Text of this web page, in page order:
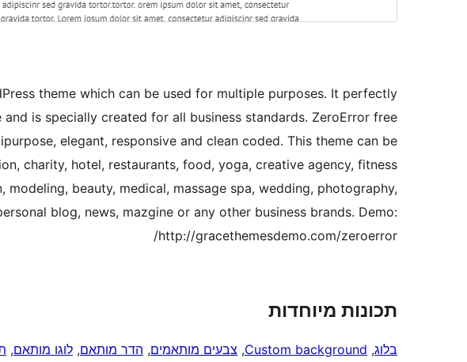
theme which can be used for multiple purposes. It perfectly
is specially created for all business standards. ZeroError free
elegant, responsive and clean coded. This theme can be
charity, hotel, restaurants, food, yoga, creative agency, fitness
beauty, medical, massage spa, wedding, photography,
blog, news, mazgine or any other business brands. Demo:
http://gracethemesdemo.com/zeroerror/
תכונות מיוחדות
בלוג,
Custom background
, צבעים מותאמים, הדר מותאם, לוגו מותאם,